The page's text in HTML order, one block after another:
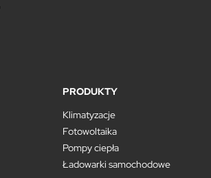
PRODUKTY
Klimatyzacje
Fotowoltaika
Pompy ciepła
Ładowarki samochodowe